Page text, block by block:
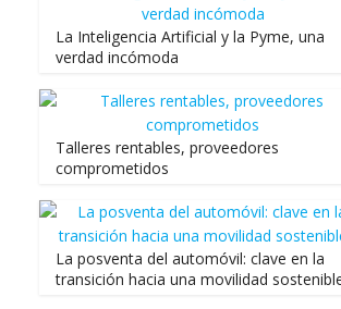
La Inteligencia Artificial y la Pyme, una
verdad incómoda
Talleres rentables, proveedores
comprometidos
La posventa del automóvil: clave en la
transición hacia una movilidad